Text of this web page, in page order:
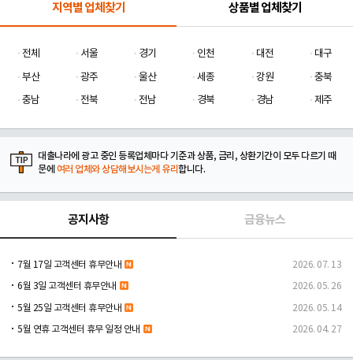
지역별 업체찾기 상품별 업체찾기
전체 서울 경기 인천 대전
대구
부산
광주 울산 세종 강원
충북
충남
전북 전남 경북 경남 제주
대출나라에 광고 중인 등록업체마다 기준과 상품, 금리, 상환기간이 모두 다르기 때
문에 여러 업체와 상담해보시는게 유리합니다.
공지사항 금융뉴스
7월 17일 고객센터 휴무안내 2026. 07. 13
6월 3일 고객센터 휴무안내 2026. 05. 26
5월 25일 고객센터 휴무안내 2026. 05. 14
5월 연휴 고객센터 휴무 일정 안내 2026. 04. 27